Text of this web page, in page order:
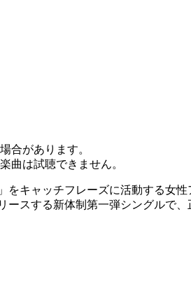
合があります。
曲は試聴できません。
をキャッチフレーズに活動する女
ースする新体制第一弾シングルで